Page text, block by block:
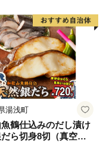
湯浅町
鶴仕込みのだし漬け
ら切身8切（真空パ